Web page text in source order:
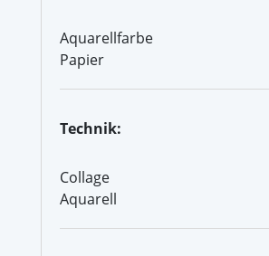
Aquarellfarbe
Papier
Technik:
Collage
Aquarell